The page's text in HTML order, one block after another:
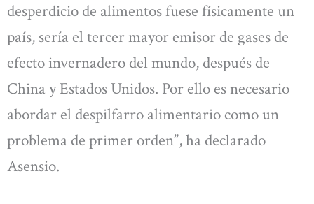
desperdicio de alimentos fuese físicamente un
país, sería el tercer mayor emisor de gases de
efecto invernadero del mundo, después de
China y Estados Unidos. Por ello es necesario
abordar el despilfarro alimentario como un
problema de primer orden”, ha declarado
Asensio.